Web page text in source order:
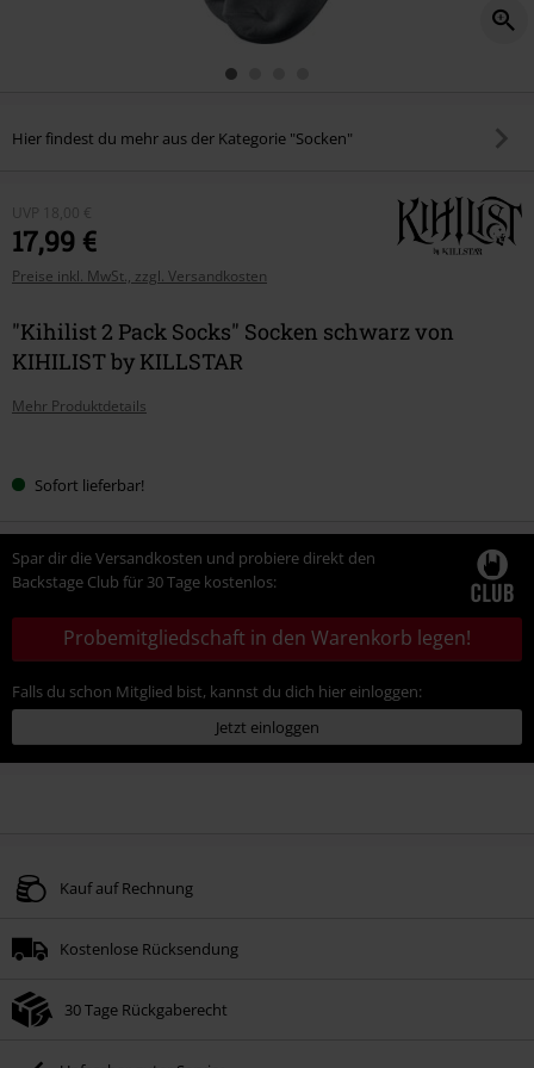
Hier findest du mehr aus der Kategorie "Socken"
UVP 18,00 €
17,99 €
Preise inkl. MwSt., zzgl. Versandkosten
"Kihilist 2 Pack Socks" Socken schwarz von
KIHILIST by KILLSTAR
Mehr Produktdetails
deineSofort lieferbar!
Spar dir die Versandkosten und probiere direkt den
Backstage Club für 30 Tage kostenlos:
Probemitgliedschaft in den Warenkorb legen!
Falls du schon Mitglied bist, kannst du dich hier einloggen:
Jetzt einloggen
Kauf auf Rechnung
Kostenlose Rücksendung
30 Tage Rückgaberecht